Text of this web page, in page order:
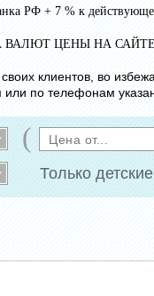
РФ + 7 % к
ВАЛЮТ ЦЕНЫ НА
клиентов, во
по телефонам
(
Только